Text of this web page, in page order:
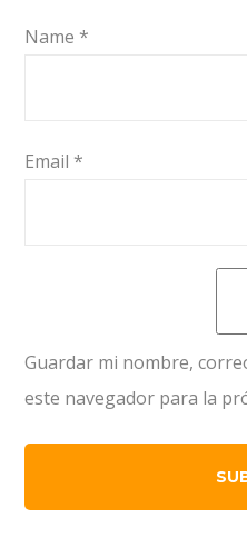
Name *
Email *
Guardar mi nombre,
este navegador para la